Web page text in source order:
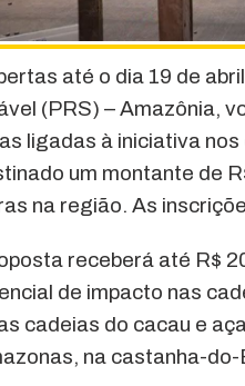
até o dia 19 de
(PRS) – Amazônia,
ligadas à iniciativa
um montante de
na região. As
receberá até R$
de impacto nas
cadeias do cacau e
na castanha-